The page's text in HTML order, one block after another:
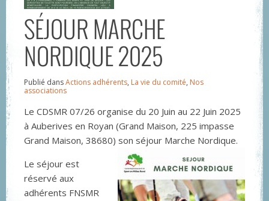
SÉJOUR MARCHE
NORDIQUE 2025
Publié dansActions adhérents, La vie du comité, Nos
associations
Le CDSMR 07/26 organise du 20 Juin au 22 Juin 2025
à Auberives en Royan (Grand Maison, 225 impasse
Grand Maison, 38680) son séjour Marche Nordique.
Le séjour est
réservé aux
adhérents FNSMR